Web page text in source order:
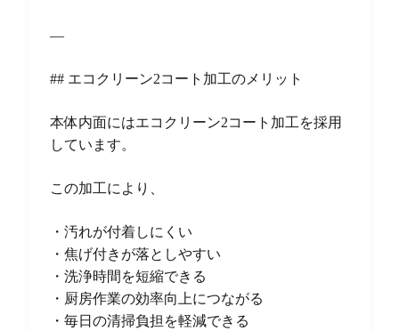
—
## エコクリーン2コート加工のメリット
本体内面にはエコクリーン2コート加工を採用
しています。
この加工により、
・汚れが付着しにくい
・焦げ付きが落としやすい
・洗浄時間を短縮できる
・厨房作業の効率向上につながる
・毎日の清掃負担を軽減できる